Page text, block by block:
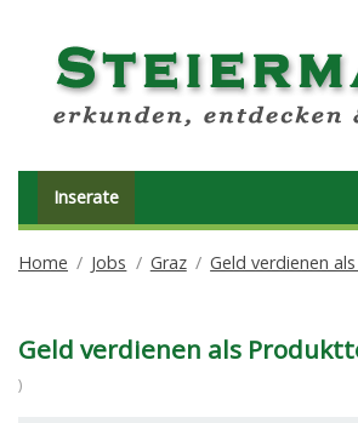
Inserate
Home Jobs Graz Geld verdienen
Geld verdienen als
)